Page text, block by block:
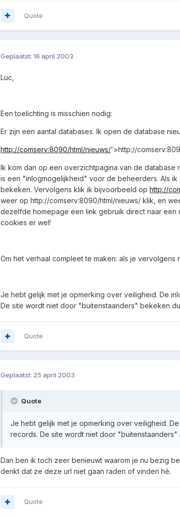
Quote
Geplaatst: 16 april 2003
Luc,
Een toelichting is misschien nodig:
Er zijn een aantal databases. Ik open de database
http://comserv:8090/html/nieuws/'>http://
Ik kom dan op een overzichtpagina van de
is een "inlogmogelijkheid" voor de beheerders. Als
bekeken. Vervolgens klik ik bijvoorbeeld op http://
weer op http://comserv:8090/html/nieuws/ klik, en
dezelfde homepage een link gebruik direct naar
cookies er wel!
Om het verhaal compleet te maken: als je
Je hebt gelijk met je opmerking over veiligheid. De
De site wordt niet door "buitenstaanders" bekeken
Quote
Geplaatst: 25 april 2003
Quote
Je hebt gelijk met je opmerking over veiligheid.
records. De site wordt niet door
Dan ben ik toch zeer benieuwt waarom je nu bezig
denkt dat ze deze url niet gaan raden of vinden hè.
Quote